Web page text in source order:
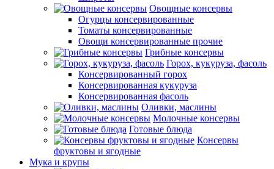
Овощные консервы
Огурцы консервированные
Томаты консервированные
Овощи консервированные прочие
Грибные консервы
Горох, кукуруза, фасоль
Консервированный горох
Консервированная кукуруза
Консервированная фасоль
Оливки, маслины
Молочные консервы
Готовые блюда
Консервы
фруктовы и ягодные
Мука и крупы